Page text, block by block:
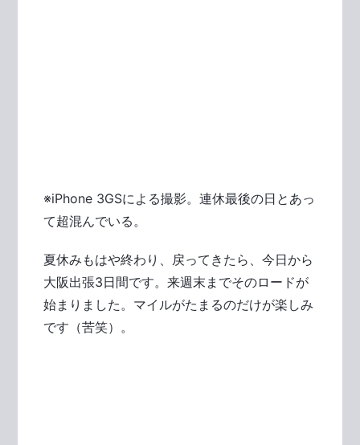
※iPhone 3GSによる撮影。連休最後の日とあっ
て超混んでいる。
夏休みもはや終わり、戻ってきたら、今日から
大阪出張3日間です。来週末までそのロードが
始まりました。マイルがたまるのだけが楽しみ
です（苦笑）。